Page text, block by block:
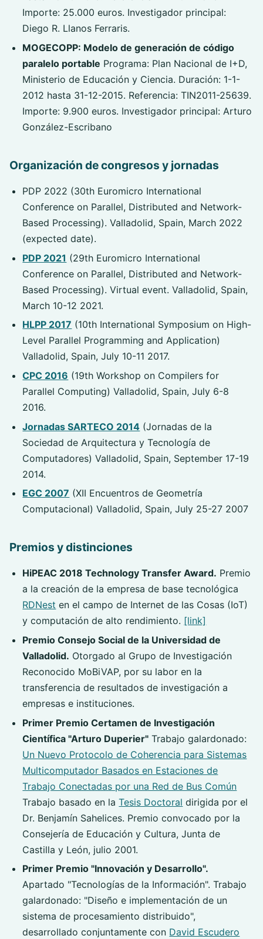
Importe: 25.000 euros. Investigador principal:
Diego R. Llanos Ferraris.
MOGECOPP: Modelo de generación de código
paralelo portable Programa: Plan Nacional de I+D,
Ministerio de Educación y Ciencia. Duración: 1-1-
2012 hasta 31-12-2015. Referencia: TIN2011-25639.
Importe: 9.900 euros. Investigador principal: Arturo
González-Escribano
Organización de congresos y jornadas
PDP 2022 (30th Euromicro International
Conference on Parallel, Distributed and Network-
Based Processing). Valladolid, Spain, March 2022
(expected date).
PDP 2021 (29th Euromicro International
Conference on Parallel, Distributed and Network-
Based Processing). Virtual event. Valladolid, Spain,
March 10-12 2021.
HLPP 2017 (10th International Symposium on High-
Level Parallel Programming and Application)
Valladolid, Spain, July 10-11 2017.
CPC 2016 (19th Workshop on Compilers for
Parallel Computing) Valladolid, Spain, July 6-8
2016.
Jornadas SARTECO 2014 (Jornadas de la
Sociedad de Arquitectura y Tecnología de
Computadores) Valladolid, Spain, September 17-19
2014.
EGC 2007 (XII Encuentros de Geometría
Computacional) Valladolid, Spain, July 25-27 2007
Premios y distinciones
HiPEAC 2018 Technology Transfer Award. Premio
a la creación de la empresa de base tecnológica
RDNest en el campo de Internet de las Cosas (IoT)
y computación de alto rendimiento. [link]
Premio Consejo Social de la Universidad de
Valladolid. Otorgado al Grupo de Investigación
Reconocido MoBiVAP, por su labor en la
transferencia de resultados de investigación a
empresas e instituciones.
Primer Premio Certamen de Investigación
Científica "Arturo Duperier" Trabajo galardonado:
Un Nuevo Protocolo de Coherencia para Sistemas
Multicomputador Basados en Estaciones de
Trabajo Conectadas por una Red de Bus Común
Trabajo basado en laTesis Doctoral dirigida por el
Dr. Benjamín Sahelices. Premio convocado por la
Consejería de Educación y Cultura, Junta de
Castilla y León, julio 2001.
Primer Premio "Innovación y Desarrollo".
Apartado "Tecnologías de la Información". Trabajo
galardonado: "Diseño e implementación de un
sistema de procesamiento distribuido",
desarrollado conjuntamente con David Escudero